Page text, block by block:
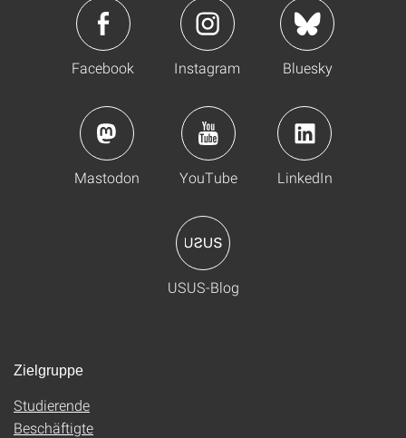
Facebook Instagram Bluesky
Mastodon YouTube LinkedIn
USUS-Blog
Zielgruppe
Studierende
Beschäftigte